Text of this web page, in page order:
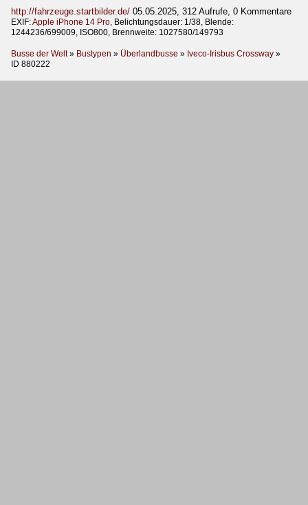
http://fahrzeuge.startbilder.de/ 05.05.2025, 312 Aufrufe, 0 Kommentare
EXIF:Apple iPhone 14 Pro, Belichtungsdauer: 1/38, Blende:
1244236/699009, ISO800, Brennweite: 1027580/149793
Busse der Welt» Bustypen » Überlandbusse » Iveco-Irisbus Crossway »
ID 880222